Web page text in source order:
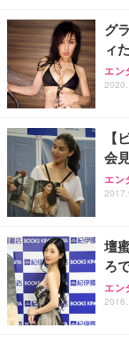
務
ッ
ス
【
グ
ア
ュ
グ
ィ
エン
【
会
エン
壇
ろ
エン